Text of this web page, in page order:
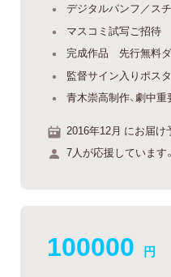
デジタルパンフ／スチ
マスコミ試写ご招待
完成作品 先行無料
監督サイン入りポス
青木崇高制作、劇中
2016年12月 にお届け
7人が応援しています。
100000 円